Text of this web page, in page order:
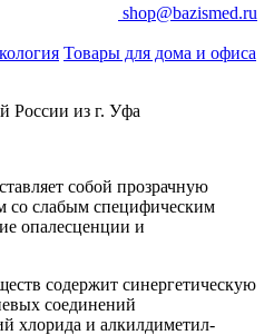
shop@bazismed.ru
Товары для дома и офиса
России из г. Уфа
собой прозрачную
со слабым специфическим
опалесценции и
содержит синергетическую
соединений
хлорида и алкилдиметил-